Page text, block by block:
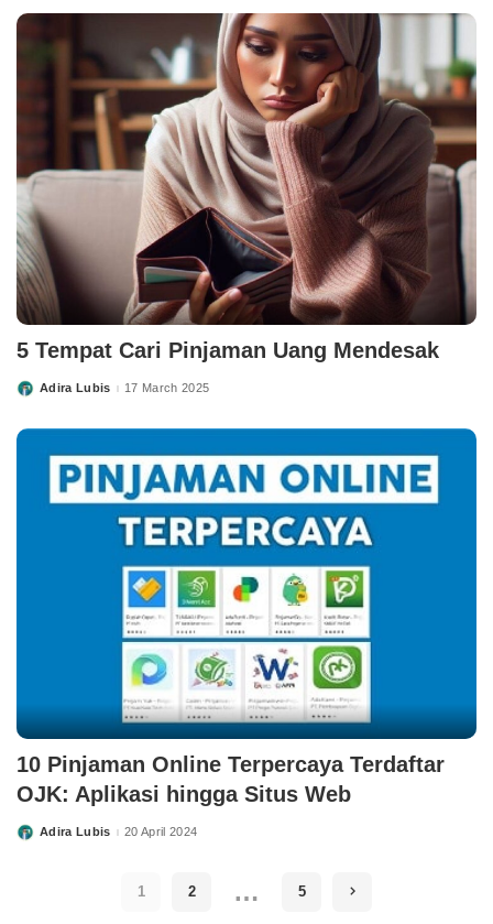
5 Tempat Cari Pinjaman Uang Mendesak
PostedAdira Lubis 17 March 2025
10 Pinjaman Online Terpercaya Terdaftar
OJK: Aplikasi hingga Situs Web
PostedAdira Lubis 20 April 2024
1 2 … 5